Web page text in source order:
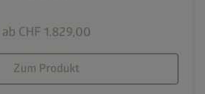
ab CHF 1.829,00
Zum Produkt